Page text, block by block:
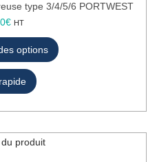
type 3/4/5/6 PORTWEST
€ HT
options
C
e
p
r
o
d
u
t